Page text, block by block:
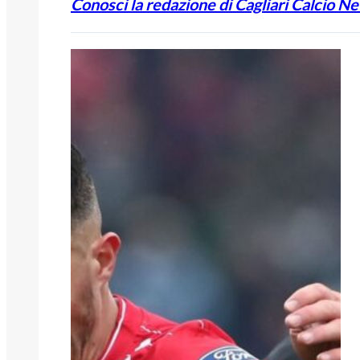
Conosci la redazione di Cagliari Calcio